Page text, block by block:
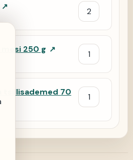
↗
mesi 250 g ↗
tsillisademed 70